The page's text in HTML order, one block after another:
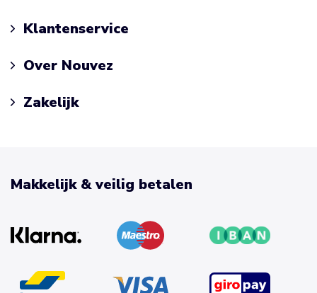
Klantenservice
Over Nouvez
Zakelijk
Makkelijk & veilig betalen